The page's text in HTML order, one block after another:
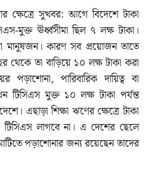
ক্ষেত্রে সুখবর: আগে বিদেশে টাকা
মুক্ত ঊর্ধ্বসীমা ছিল ৭ লক্ষ টাকা।
মানুষজন। কারণ সব প্রয়োজন তাতে
থেকে তা বাড়িয়ে ১০ লক্ষ টাকা করা
পড়াশোনা, পারিবারিক দায়িত্ব বা
টিসিএস মুক্ত ১০ লক্ষ টাকা পর্যন্ত
এছাড়া শিক্ষা ঋণের ক্ষেত্রে টাকা
লাগবে না। এ দেশের ছেলে
পড়াশোনার জন্য রয়েছেন তাদের